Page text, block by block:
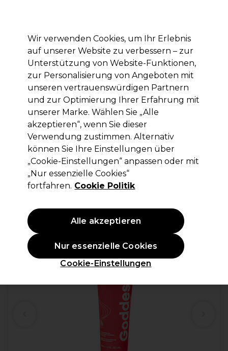
Anmelden
Marken Deals Haare Elektrogeräte Saloneinrichtung
Lieferung und Lieferzeiten
– mehr erfahren
Goddess Maintenance Company
Goddess Maintenance Company
Biotech Blowout™ Leave-in Repair-
Haarmaske 50ml
(0)
Wir verwenden Cookies, um Ihr Erlebnis
auf unserer Website zu verbessern – zur
Unterstützung von Website-Funktionen,
zur Personalisierung von Angeboten mit
unseren vertrauenswürdigen Partnern
und zur Optimierung Ihrer Erfahrung mit
unserer Marke. Wählen Sie „Alle
akzeptieren“, wenn Sie dieser
Verwendung zustimmen. Alternativ
können Sie Ihre Einstellungen über
„Cookie-Einstellungen“ anpassen oder mit
„Nur essenzielle Cookies“
fortfahren. Cookie Politik
Cookie-Einstellungen
Nur essenzielle Cookies
Alle akzeptieren